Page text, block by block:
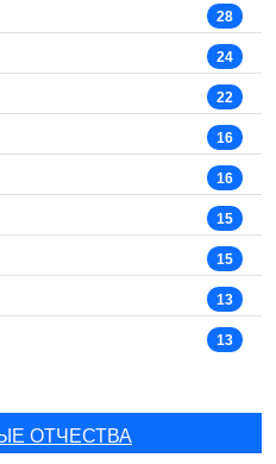
28
24
22
16
16
15
15
13
13
ОТЧЕСТВА